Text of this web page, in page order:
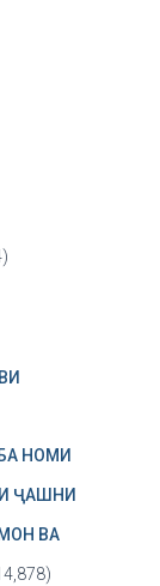
НОМИ
ҶАШНИ
ВА